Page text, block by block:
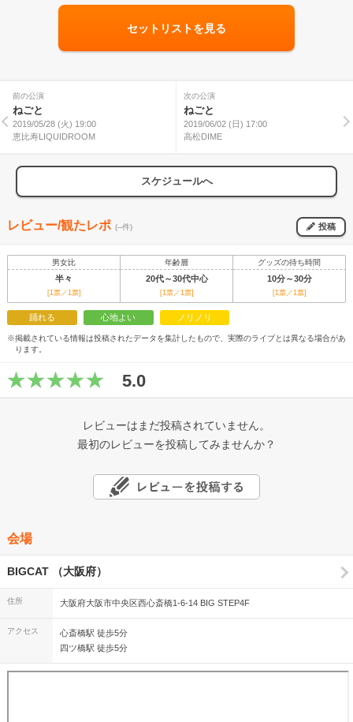
セットリストを見る
前の公演
ねごと
2019/05/28 (火) 19:00
恵比寿LIQUIDROOM
次の公演
ねごと
2019/06/02 (日) 17:00
高松DIME
スケジュールへ
レビュー/観たレポ (--件) 投稿
男女比 年齢層 グッズの待ち時間
半々 20代～30代中心 10分～30分
[1票／1票] [1票／1票] [1票／1票]
踊れる 心地よい ノリノリ
※掲載されている情報は投稿されたデータを集計したもので、実際のライブとは異なる場合があ
ります。
5.0
レビューはまだ投稿されていません。
最初のレビューを投稿してみませんか？
会場
BIGCAT （大阪府）
住所 大阪府大阪市中央区西心斎橋1-6-14 BIG STEP4F
アクセス
心斎橋駅 徒歩5分
四ツ橋駅 徒歩5分